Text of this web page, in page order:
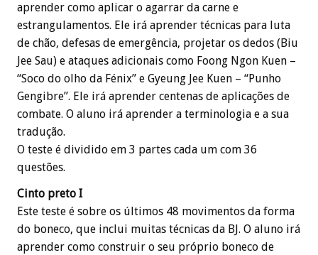
aprender como aplicar o agarrar da carne e
estrangulamentos. Ele irá aprender técnicas para luta
de chão, defesas de emergência, projetar os dedos (Biu
Jee Sau) e ataques adicionais como Foong Ngon Kuen –
“Soco do olho da Fénix” e Gyeung Jee Kuen – “Punho
Gengibre”. Ele irá aprender centenas de aplicações de
combate. O aluno irá aprender a terminologia e a sua
tradução.
O teste é dividido em 3 partes cada um com 36
questões.
Cinto preto I
Este teste é sobre os últimos 48 movimentos da forma
do boneco, que inclui muitas técnicas da BJ. O aluno irá
aprender como construir o seu próprio boneco de